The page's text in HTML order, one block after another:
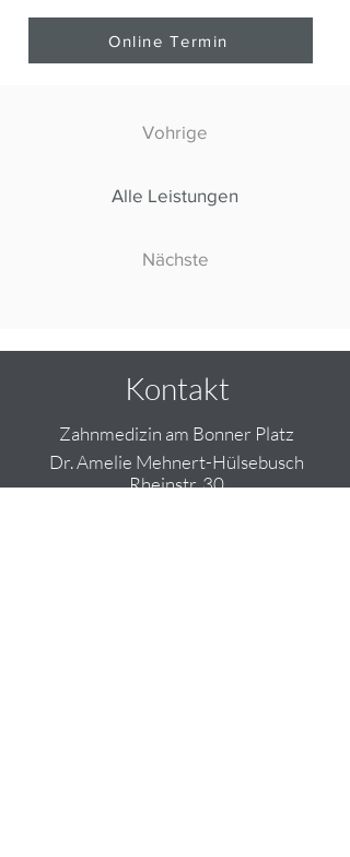
Online Termin
Vohrige
Alle Leistungen
Nächste
Kontakt
Zahnmedizin am Bonner Platz
Dr. Amelie Mehnert-Hülsebusch
Rheinstr. 30